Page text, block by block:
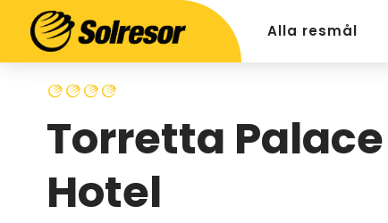
Alla resmål
Torretta Palace
Hotel